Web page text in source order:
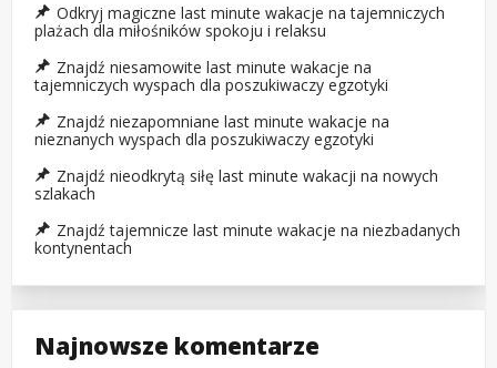
Odkryj magiczne last minute wakacje na tajemniczych
plażach dla miłośników spokoju i relaksu
Znajdź niesamowite last minute wakacje na
tajemniczych wyspach dla poszukiwaczy egzotyki
Znajdź niezapomniane last minute wakacje na
nieznanych wyspach dla poszukiwaczy egzotyki
Znajdź nieodkrytą siłę last minute wakacji na nowych
szlakach
Znajdź tajemnicze last minute wakacje na niezbadanych
kontynentach
Najnowsze komentarze